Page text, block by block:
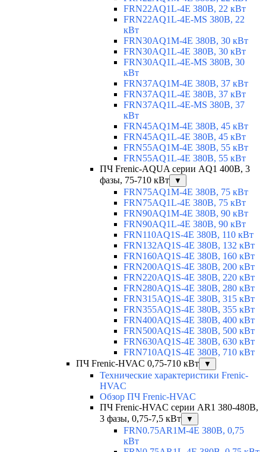
FRN22AQ1L-4E 380В, 22 кВт
FRN22AQ1L-4E-MS 380В, 22
кВт
FRN30AQ1M-4E 380В, 30 кВт
FRN30AQ1L-4E 380В, 30 кВт
FRN30AQ1L-4E-MS 380В, 30
кВт
FRN37AQ1M-4E 380В, 37 кВт
FRN37AQ1L-4E 380В, 37 кВт
FRN37AQ1L-4E-MS 380В, 37
кВт
FRN45AQ1M-4E 380В, 45 кВт
FRN45AQ1L-4E 380В, 45 кВт
FRN55AQ1M-4E 380В, 55 кВт
FRN55AQ1L-4E 380В, 55 кВт
ПЧ Frenic-AQUA серии AQ1 400В, 3
фазы, 75-710 кВт
▼
FRN75AQ1M-4E 380В, 75 кВт
FRN75AQ1L-4E 380В, 75 кВт
FRN90AQ1M-4E 380В, 90 кВт
FRN90AQ1L-4E 380В, 90 кВт
FRN110AQ1S-4E 380В, 110 кВт
FRN132AQ1S-4E 380В, 132 кВт
FRN160AQ1S-4E 380В, 160 кВт
FRN200AQ1S-4E 380В, 200 кВт
FRN220AQ1S-4E 380В, 220 кВт
FRN280AQ1S-4E 380В, 280 кВт
FRN315AQ1S-4E 380В, 315 кВт
FRN355AQ1S-4E 380В, 355 кВт
FRN400AQ1S-4E 380В, 400 кВт
FRN500AQ1S-4E 380В, 500 кВт
FRN630AQ1S-4E 380В, 630 кВт
FRN710AQ1S-4E 380В, 710 кВт
ПЧ Frenic-HVAC 0,75-710 кВт
▼
Технические характеристики Frenic-
HVAC
Обзор ПЧ Frenic-HVAC
ПЧ Frenic-HVAC серии AR1 380-480В,
3 фазы, 0,75-7,5 кВт
▼
FRN0.75AR1M-4E 380В, 0,75
кВт